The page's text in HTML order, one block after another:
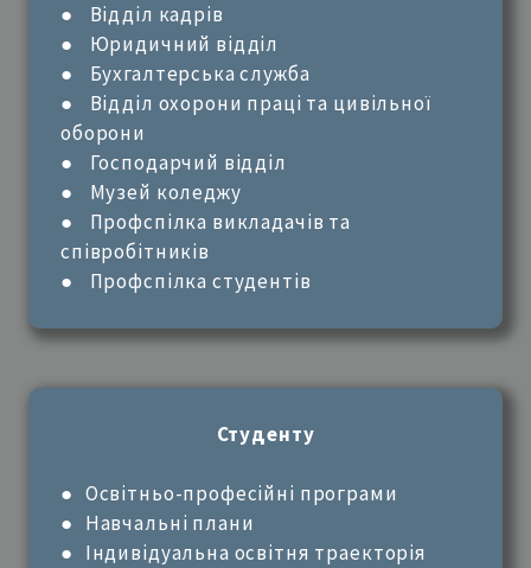
● Відділ кадрів
● Юридичний відділ
● Бухгалтерська служба
● Відділ охорони праці та цивільної
оборони
● Господарчий відділ
● Музей коледжу
● Профспілка викладачів та
співробітників
● Профспілка студентів
Студенту
● Освітньо-професійні програми
● Навчальні плани
● Індивідуальна освітня траекторія